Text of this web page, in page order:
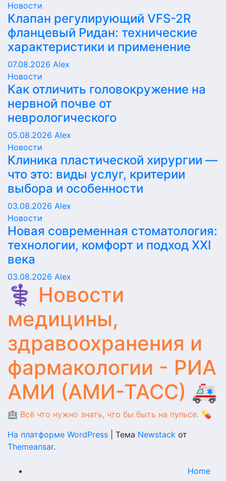
Новости
Клапан регулирующий VFS-2R
фланцевый Ридан: технические
характеристики и применение
07.08.2026 Alex
Новости
Как отличить головокружение на
нервной почве от
неврологического
05.08.2026 Alex
Новости
Клиника пластической хирургии —
что это: виды услуг, критерии
выбора и особенности
03.08.2026 Alex
Новости
Новая современная стоматология:
технологии, комфорт и подход XXI
века
03.08.2026 Alex
⚕️ Новости
медицины,
здравоохранения и
фармакологии - РИА
АМИ (АМИ-ТАСС) 🚑
🏥 Всё что нужно знать, что бы быть на пульсе. 💊
На платформе WordPress
Тема Newstack от
Themeansar.
Home